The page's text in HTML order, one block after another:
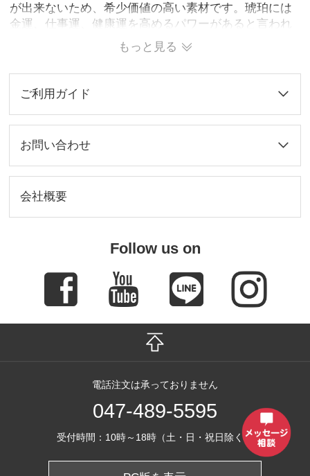
が出来ないため、希少価値の高い素材です。琥珀には
金運、仕事運、健康運を高めるパワーがあると言われ
ています。この印鑑を使うことによって、ご自分の運
気上昇、体調アップに繋がることでしょう。琥珀の透
明感のある色合いと、独特の模様がとても綺麗です。
※弊社の琥珀印鑑では、人工樹脂を合成したものにな
ります。
もっと見る
ご利用ガイド
お問い合わせ
会社概要
Follow us on
電話注文は承っておりません
047-489-5595
受付時間：10時～18時（土・日・祝日除く）